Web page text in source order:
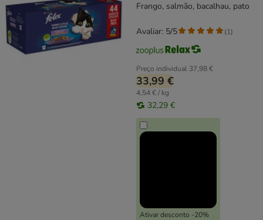
Frango, salmão, bacalhau, pato
Preço individual 37,98 €
33,99 €
4,54 € / kg
32,29 €
Ativar desconto -20%
Avaliar: 5/5 (1)